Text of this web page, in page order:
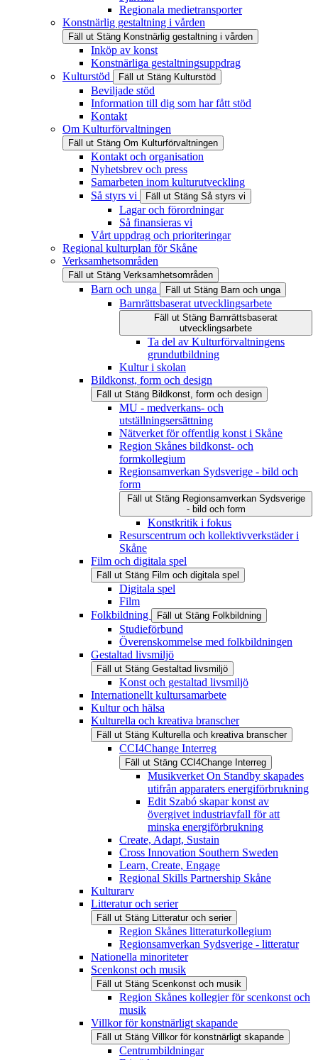
Regionala medietransporter
Konstnärlig gestaltning i vården
Fäll ut Stäng Konstnärlig gestaltning i vården
Inköp av konst
Konstnärliga gestaltningsuppdrag
Kulturstöd
Fäll ut Stäng Kulturstöd
Beviljade stöd
Information till dig som har fått stöd
Kontakt
Om Kulturförvaltningen
Fäll ut Stäng Om Kulturförvaltningen
Kontakt och organisation
Nyhetsbrev och press
Samarbeten inom kulturutveckling
Så styrs vi
Fäll ut Stäng Så styrs vi
Lagar och förordningar
Så finansieras vi
Vårt uppdrag och prioriteringar
Regional kulturplan för Skåne
Verksamhetsområden
Fäll ut Stäng Verksamhetsområden
Barn och unga Fäll ut Stäng Barn och unga
Barnrättsbaserat utvecklingsarbete
Fäll ut Stäng Barnrättsbaserat
utvecklingsarbete
Ta del av Kulturförvaltningens
grundutbildning
Kultur i skolan
Bildkonst, form och design
Fäll ut Stäng Bildkonst, form och design
MU - medverkans- och
utställningsersättning
Nätverket för offentlig konst i Skåne
Region Skånes bildkonst- och
formkollegium
Regionsamverkan Sydsverige - bild och
form
Fäll ut Stäng Regionsamverkan Sydsverige
- bild och form
Konstkritik i fokus
Resurscentrum och kollektivverkstäder i
Skåne
Film och digitala spel
Fäll ut Stäng Film och digitala spel
Digitala spel
Film
Folkbildning
Fäll ut Stäng Folkbildning
Studieförbund
Överenskommelse med folkbildningen
Gestaltad livsmiljö
Fäll ut Stäng Gestaltad livsmiljö
Konst och gestaltad livsmiljö
Internationellt kultursamarbete
Kultur och hälsa
Kulturella och kreativa branscher
Fäll ut Stäng Kulturella och kreativa branscher
CCI4Change Interreg
Fäll ut Stäng CCI4Change Interreg
Musikverket On Standby skapades
utifrån apparaters energiförbrukning
Edit Szabó skapar konst av
övergivet industriavfall för att
minska energiförbrukning
Create, Adapt, Sustain
Cross Innovation Southern Sweden
Learn, Create, Engage
Regional Skills Partnership Skåne
Kulturarv
Litteratur och serier
Fäll ut Stäng Litteratur och serier
Region Skånes litteraturkollegium
Regionsamverkan Sydsverige - litteratur
Nationella minoriteter
Scenkonst och musik
Fäll ut Stäng Scenkonst och musik
Region Skånes kollegier för scenkonst och
musik
Villkor för konstnärligt skapande
Fäll ut Stäng Villkor för konstnärligt skapande
Centrumbildningar